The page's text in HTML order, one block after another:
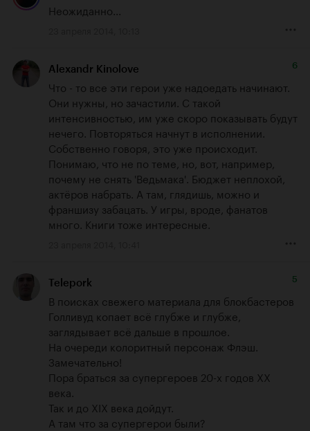
Неожиданно...
Alexandr Kinolove 6
Что - то все эти герои уже надоедать начинают.
Они нужны, но зачастили. С такой
интенсивностью, им уже скоро показывать будут
нечего. Повторяться начнут в исполнении.
Собственно говоря, это уже происходит.
Понимаю, что не по теме, но, вот, например,
почему не снять 'Ведьмака'. Бюджет неплохой,
актёров набрать. А там, глядишь, можно и
франшизу забацать. У игры, вроде, фанатов
много. Книги тоже интересные.
Telepork 5
В поисках свежего материала для блокбастеров
Голливуд копает всё глубже и глубже,
заглядывает всё дальше в прошлое.
На очереди колоритный персонаж Флэш.
Замечательно!
Пора браться за супергероев 20-х годов XX
века.
Так и до XIX века дойдут.
А там что за супергерои были?